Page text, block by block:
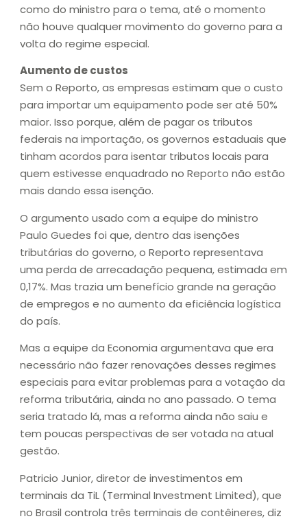
como do ministro para o tema, até o momento
não houve qualquer movimento do governo para a
volta do regime especial.
Aumento de custos
Sem o Reporto, as empresas estimam que o custo
para importar um equipamento pode ser até 50%
maior. Isso porque, além de pagar os tributos
federais na importação, os governos estaduais que
tinham acordos para isentar tributos locais para
quem estivesse enquadrado no Reporto não estão
mais dando essa isenção.
O argumento usado com a equipe do ministro
Paulo Guedes foi que, dentro das isenções
tributárias do governo, o Reporto representava
uma perda de arrecadação pequena, estimada em
0,17%. Mas trazia um benefício grande na geração
de empregos e no aumento da eficiência logística
do país.
Mas a equipe da Economia argumentava que era
necessário não fazer renovações desses regimes
especiais para evitar problemas para a votação da
reforma tributária, ainda no ano passado. O tema
seria tratado lá, mas a reforma ainda não saiu e
tem poucas perspectivas de ser votada na atual
gestão.
Patricio Junior, diretor de investimentos em
terminais da TiL (Terminal Investment Limited), que
no Brasil controla três terminais de contêineres, diz